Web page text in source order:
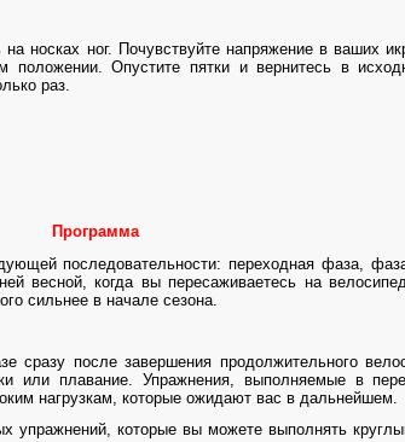
на носках ног. Почувствуйте напряжение в ваших
положении. Опустите пятки и вернитесь в
раз.
Программа
последовательности: переходная фаза,
весной, когда вы пересаживаетесь на
сильнее в начале сезона.
после завершения продолжительного
или плавание. Упражнения, выполняемые в
нагрузкам, которые ожидают вас в дальнейшем.
которые вы можете выполнять